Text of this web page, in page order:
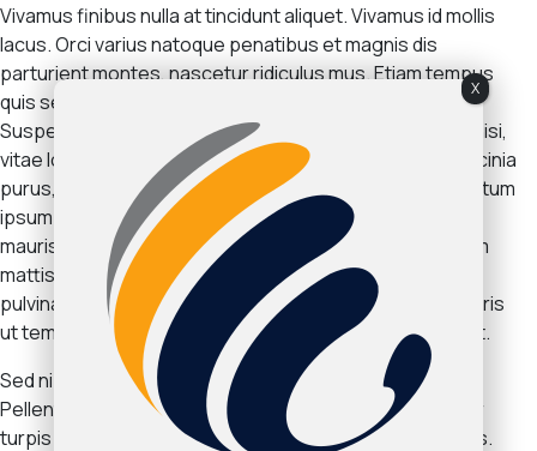
Vivamus finibus nulla at tincidunt aliquet. Vivamus id mollis
lacus. Orci varius natoque penatibus et magnis dis
parturient montes, nascetur ridiculus mus. Etiam tempus
quis sem a lobortis. Nunc ultricies at velit ut accumsan.
Suspendisse a semper libero. Etiam ullamcorper nunc nisi,
vitae lobortis orci venenatis vitae. Phasellus eleifend lacinia
purus, sed fermentum lacus volutpat in. Cras condimentum
ipsum augue, eget mattis orci consequat ut. Nullam ut
mauris tortor. Curabitur rhoncus convallis rutrum. Nullam
mattis vulputate lectus, in venenatis metus. Phasellus
pulvinar ex eu sapien pretium finibus. Sed maximus mauris
ut tempor commodo. Vivamus semper suscipit placerat.
Sed nibh ligula, fringilla a velit a, sodales suscipit risus.
Pellentesque eleifend, lectus at euismod suscipit, dolor
turpis placerat orci, ut malesuada dolor ligula eget tellus.
X